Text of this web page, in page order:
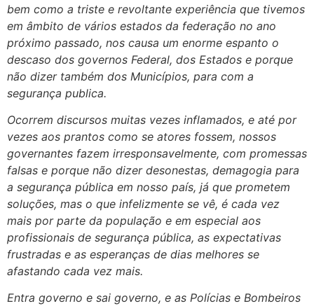
bem como a triste e revoltante experiência que tivemos
em âmbito de vários estados da federação no ano
próximo passado, nos causa um enorme espanto o
descaso dos governos Federal, dos Estados e porque
não dizer também dos Municípios, para com a
segurança publica.
Ocorrem discursos muitas vezes inflamados, e até por
vezes aos prantos como se atores fossem, nossos
governantes fazem irresponsavelmente, com promessas
falsas e porque não dizer desonestas, demagogia para
a segurança pública em nosso país, já que prometem
soluções, mas o que infelizmente se vê, é cada vez
mais por parte da população e em especial aos
profissionais de segurança pública, as expectativas
frustradas e as esperanças de dias melhores se
afastando cada vez mais.
Entra governo e sai governo, e as Polícias e Bombeiros